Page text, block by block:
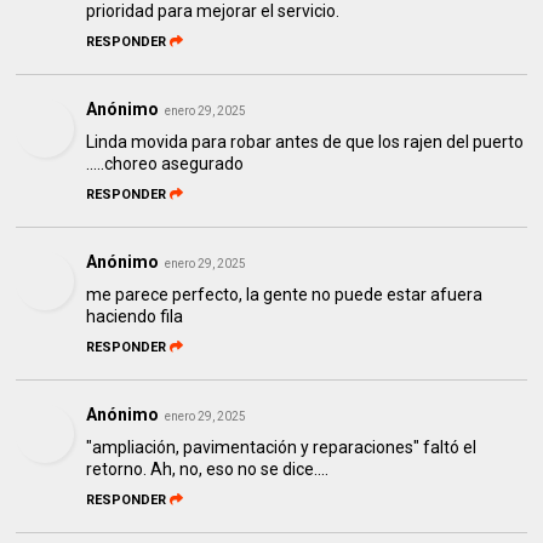
prioridad para mejorar el servicio.
RESPONDER
Anónimo enero 29, 2025
Linda movida para robar antes de que los rajen del puerto
.....choreo asegurado
RESPONDER
Anónimo enero 29, 2025
me parece perfecto, la gente no puede estar afuera
haciendo fila
RESPONDER
Anónimo enero 29, 2025
"ampliación, pavimentación y reparaciones" faltó el
retorno. Ah, no, eso no se dice....
RESPONDER